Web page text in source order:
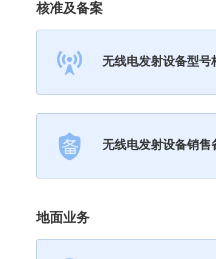
核准及备案
无线电发射设备型号
无线电发射设备销售
地面业务